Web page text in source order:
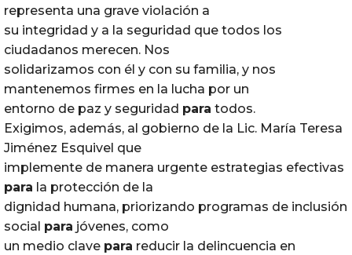
representa una grave violación a
su integridad y a la seguridad que todos los
ciudadanos merecen. Nos
solidarizamos con él y con su familia, y nos
mantenemos firmes en la lucha por un
entorno de paz y seguridad para todos.
Exigimos, además, al gobierno de la Lic. María Teresa
Jiménez Esquivel que
implemente de manera urgente estrategias efectivas
para la protección de la
dignidad humana, priorizando programas de inclusión
social para jóvenes, como
un medio clave para reducir la delincuencia en